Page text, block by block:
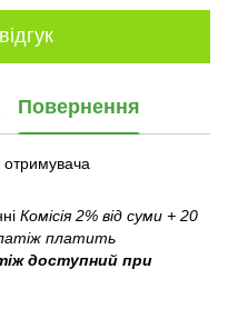
Повернення
отримувача
Комісія 2% від суми + 20
платить
доступний при